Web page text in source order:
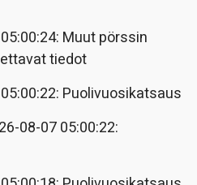
Muut pörssin
tiedot
Puolivuosikatsaus
08-07 05:00:22: